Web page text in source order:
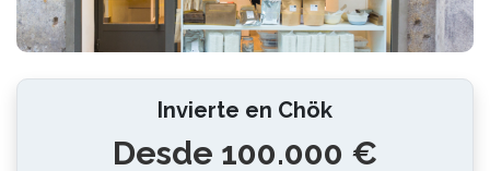
Invierte en Chök
Desde 100.000 €